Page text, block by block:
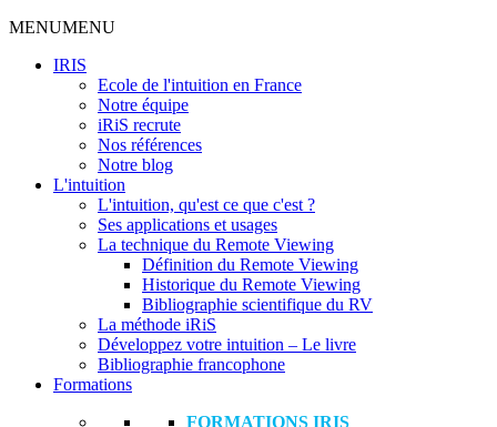
MENUMENU
IRIS
Ecole de l'intuition en France
Notre équipe
iRiS recrute
Nos références
Notre blog
L'intuition
L'intuition, qu'est ce que c'est ?
Ses applications et usages
La technique du Remote Viewing
Définition du Remote Viewing
Historique du Remote Viewing
Bibliographie scientifique du RV
La méthode iRiS
Développez votre intuition – Le livre
Bibliographie francophone
Formations
FORMATIONS IRIS